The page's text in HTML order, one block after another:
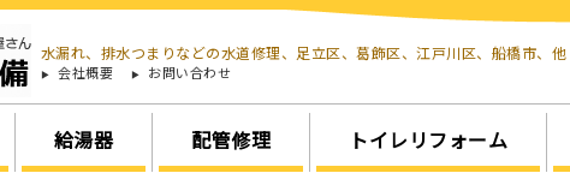
水漏れ、排水つまりなどの水道修理、足立区、葛飾区、江戸川区、船橋市、
会社概要 お問い合わせ
給湯器 配管修理 トイレリフォーム